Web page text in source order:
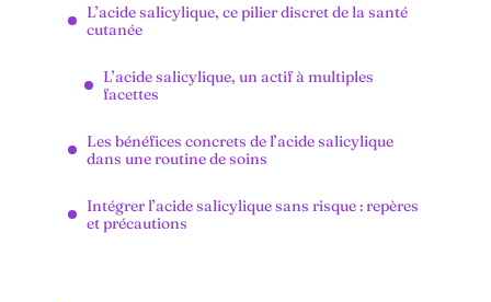
L’acide salicylique, ce pilier discret de la santé
cutanée
L’acide salicylique, un actif à multiples
facettes
Les bénéfices concrets de l’acide salicylique
dans une routine de soins
Intégrer l’acide salicylique sans risque : repères
et précautions